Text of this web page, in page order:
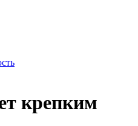
крепким